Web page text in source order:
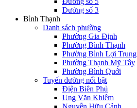
Đường số 3
Bình Thạnh
Danh sách phường
Phường Gia Định
Phường Bình Thạnh
Phường Bình Lợi Trung
Phường Thạnh Mỹ Tây
Phường Bình Quới
Tuyến đường nổi bật
Điện Biên Phủ
Ung Văn Khiêm
Nguyễn Hữu Cảnh